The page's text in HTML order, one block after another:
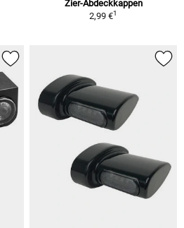
Zier-Abdeckkappen
2,99 €1